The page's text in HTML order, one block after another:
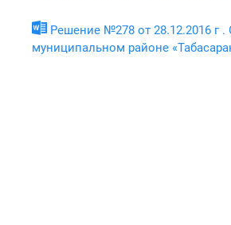
Решение №278 от 28.12.2016 г
муниципальном районе